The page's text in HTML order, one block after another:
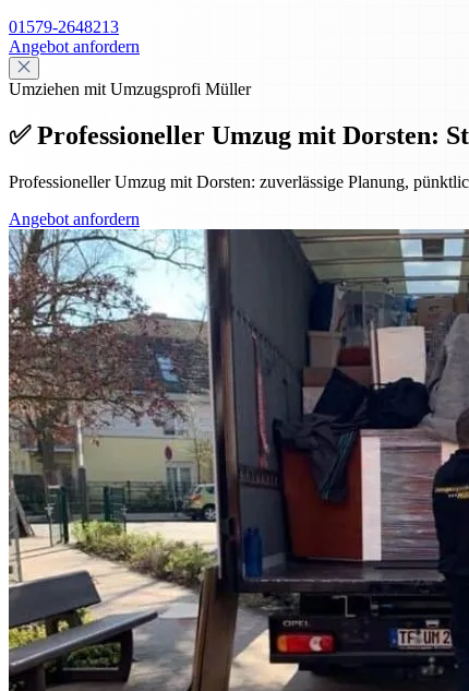
01579-2648213
Angebot anfordern
Umziehen mit Umzugsprofi Müller
✅ Professioneller Umzug mit Dorsten:
Professioneller Umzug mit Dorsten: zuverlässige Planung,
Angebot anfordern